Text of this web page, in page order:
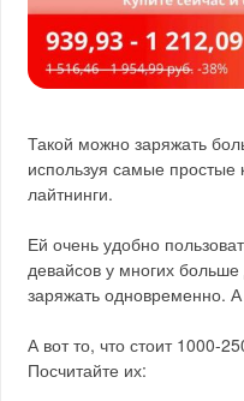
Такой можно заряжать
используя самые
лайтнинги.
Ей очень удобно
девайсов у многих
заряжать одновременно.
А вот то, что стоит 1000-
Посчитайте их: